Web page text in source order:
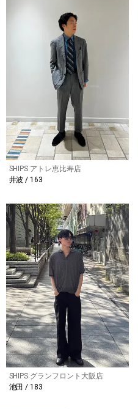
SHIPS アトレ恵比寿店
井波 / 163
SHIPS グランフロント大阪店
池田 / 183